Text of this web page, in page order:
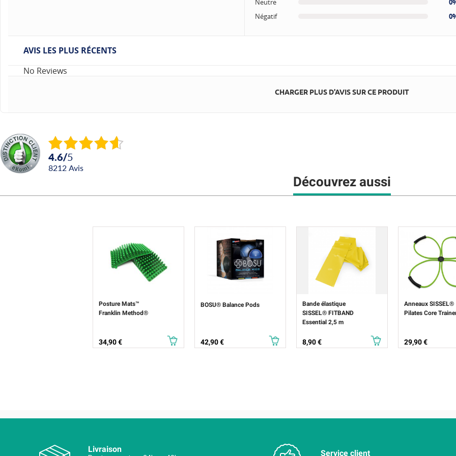
Neutre
Négatif
AVIS LES PLUS RÉCENTS
No Reviews
CHARGER PLUS D'AVIS SUR CE PRODUIT
4.6/5
8212 avis
Découvrez aussi
Posture Mats™
Franklin Method®
Prix
34,90 €
BOSU® Balance Pods
Prix
42,90 €
Bande élastique
SISSEL® FITBAND
Essential 2,5 m
Prix
8,90 €
Anneaux SISSEL®
Pilates Core
Prix
29,90 €
Livraison Service client